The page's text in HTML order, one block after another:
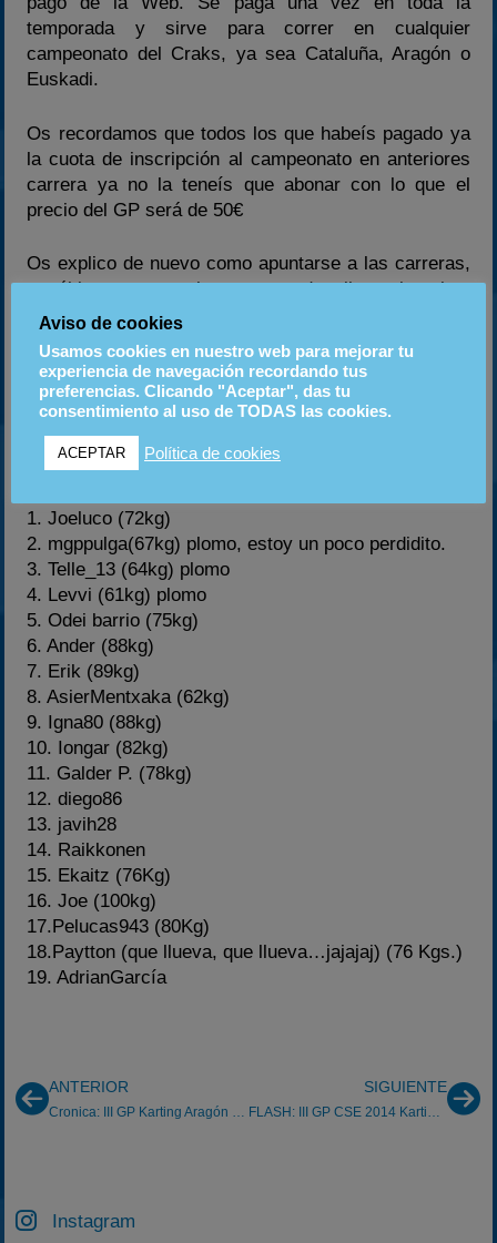
temporada y sirve para correr en cualquier
campeonato del Craks, ya sea Cataluña, Aragón o
Euskadi.
Os recordamos que todos los que habeís pagado ya
la cuota de inscripción al campeonato en anteriores
carrera ya no la teneís que abonar con lo que el
precio del GP será de 50€
Os explico de nuevo como apuntarse a las carreras,
en último comentario que sea de pilotos inscritos
teneis que darle a citar, automaticamente os salen
unos corchetes que ponen QUOTE teneis que borrar
el que sale al inicio mismo del texto y al final.
Una vez hecho esto os apuntais al listado de pilotos.
Yo me apuntare el primero para que vayais
sumandoos. Lo cogeremos rapidamente ya vereis.
1. Joeluco (72kg)
2. mgppulga(67kg) plomo, estoy un poco perdidito.
3. Telle_13 (64kg) plomo
4. Levvi (61kg) plomo
5. Odei barrio (75kg)
6. Ander (88kg)
7. Erik (89kg)
8. AsierMentxaka (62kg)
9. Igna80 (88kg)
10. Iongar (82kg)
11. Galder P. (78kg)
12. diego86
13. javih28
14. Raikkonen
15. Ekaitz (76Kg)
16. Joe (100kg)
17.Pelucas943 (80Kg)
18.Paytton (que llueva, que llueva…jajajaj) (76 Kgs.)
19. AdrianGarcía
ANTERIOR SIGUIENTE
Instagram
Aviso de cookies
Usamos cookies en nuestro web para mejorar tu
experiencia de navegación recordando tus
preferencias. Clicando "Aceptar", das tu
consentimiento al uso de TODAS las cookies.
ACEPTAR Política de cookies